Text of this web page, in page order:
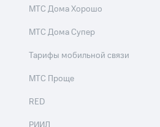
МТС Дома Хорошо
МТС Дома Супер
Тарифы мобильной связи
МТС Проще
RED